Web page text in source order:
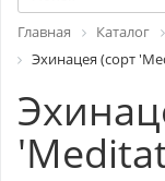
Главная Каталог
Эхинацея (сорт